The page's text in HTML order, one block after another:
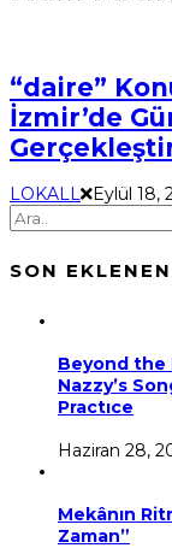
“daire”
İzmir’de
LOKALL Eylül 18,
SON
Beyond the
Nazzy’s
Practıce
Haziran 28,
Mekânın
Zaman”